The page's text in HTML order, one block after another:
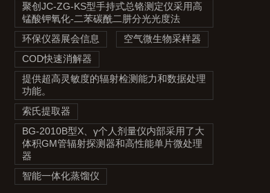
聚创JC-ZG-KS型手持式总铬测定仪采用高
锰酸钾氧化-二苯碳酰二肼分光光度法
环保仪器展会信息
空气微生物采样器
COD快速消解器
提供超高灵敏度的辐射检测能力和数据处理
功能。
索氏提取器
BG-2010B型X、γ个人剂量仪内部采用了大
体积GM管辐射探测器和高性能单片微处理
器
智能一体化蒸馏仪